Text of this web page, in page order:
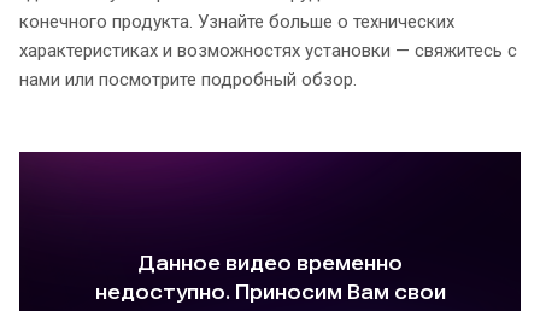
конечного продукта. Узнайте больше о технических
характеристиках и возможностях установки — свяжитесь с
нами или посмотрите подробный обзор.